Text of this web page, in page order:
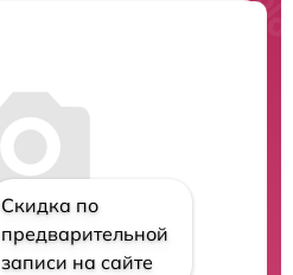
Скидка по
предварительной
записи на сайте